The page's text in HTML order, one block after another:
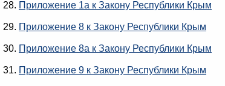
28. Приложение 1а к Закону Республики Крым
29. Приложение 8 к Закону Республики Крым
30. Приложение 8а к Закону Республики Крым
31. Приложение 9 к Закону Республики Крым